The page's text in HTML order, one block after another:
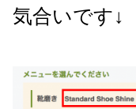
気合いです↓